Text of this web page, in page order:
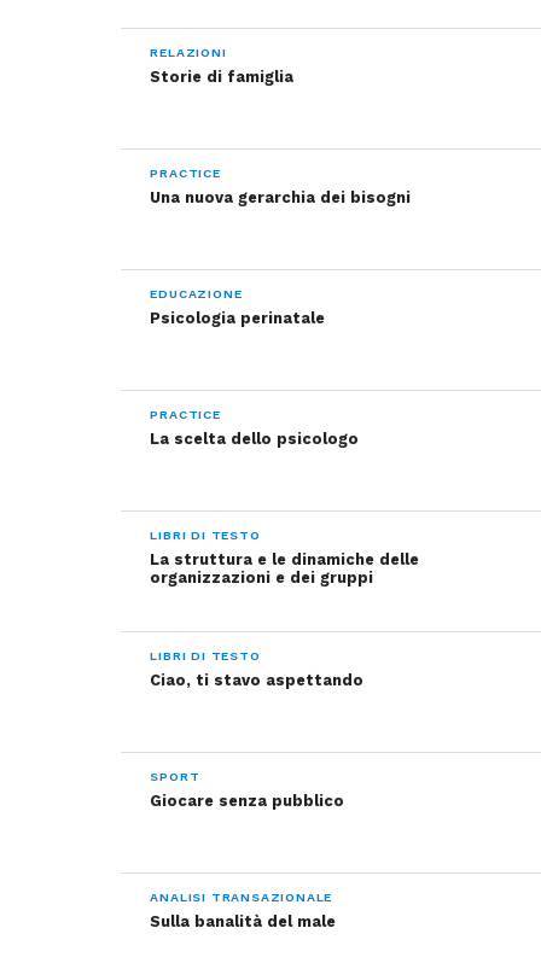
RELAZIONI
Storie di famiglia
PRACTICE
Una nuova gerarchia dei bisogni
EDUCAZIONE
Psicologia perinatale
PRACTICE
La scelta dello psicologo
LIBRI DI TESTO
La struttura e le dinamiche delle
organizzazioni e dei gruppi
LIBRI DI TESTO
Ciao, ti stavo aspettando
SPORT
Giocare senza pubblico
ANALISI TRANSAZIONALE
Sulla banalità del male